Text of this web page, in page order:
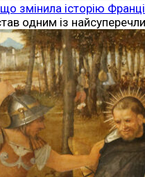
змінила історію
одним із